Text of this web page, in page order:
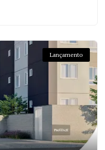
Lançamento